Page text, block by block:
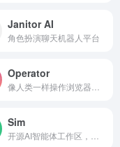
Janitor AI
角色扮演聊天机器人平台
Operator
Sim